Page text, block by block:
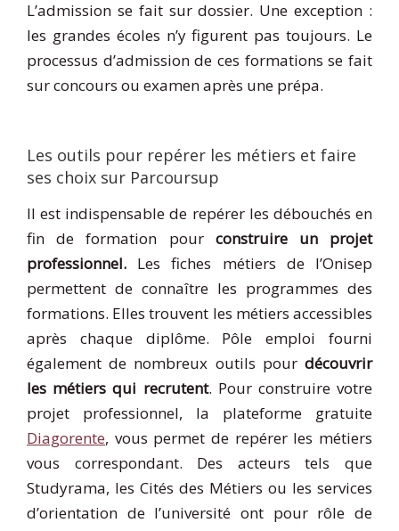
L’admission se fait sur dossier. Une exception :
les grandes écoles n’y figurent pas toujours. Le
processus d’admission de ces formations se fait
sur concours ou examen après une prépa.
Les outils pour repérer les métiers et faire
ses choix sur Parcoursup
Il est indispensable de repérer les débouchés en
fin de formation pour construire un projet
professionnel. Les fiches métiers de l’Onisep
permettent de connaître les programmes des
formations. Elles trouvent les métiers accessibles
après chaque diplôme. Pôle emploi fourni
également de nombreux outils pour découvrir
les métiers qui recrutent. Pour construire votre
projet professionnel, la plateforme gratuite
Diagorente, vous permet de repérer les métiers
vous correspondant. Des acteurs tels que
Studyrama, les Cités des Métiers ou les services
d’orientation de l’université ont pour rôle de